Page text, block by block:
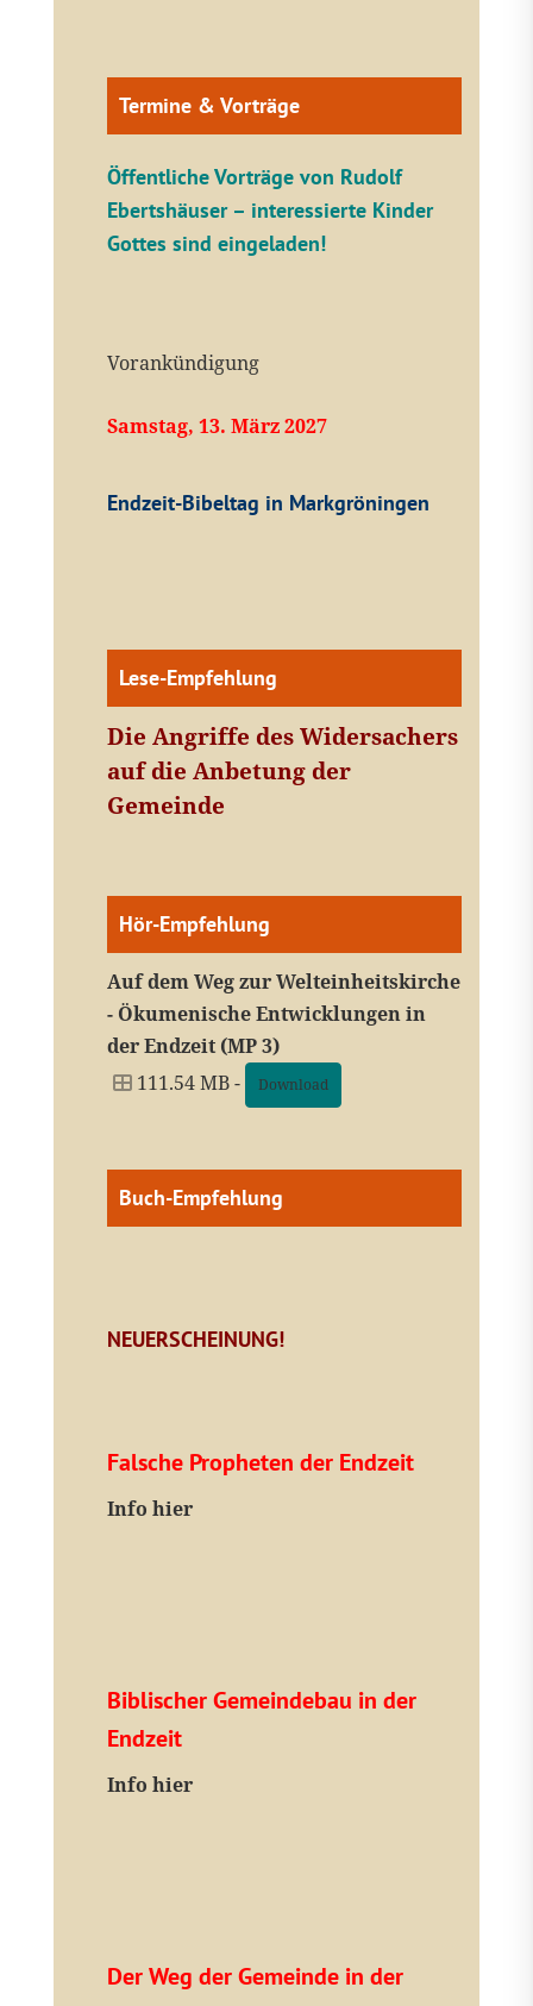
Termine & Vorträge
Öffentliche Vorträge von Rudolf
Ebertshäuser – interessierte Kinder
Gottes sind eingeladen!
Vorankündigung
Samstag, 13. März 2027
Endzeit-Bibeltag in Markgröningen
Lese-Empfehlung
Die Angriffe des Widersachers
auf die Anbetung der
Gemeinde
Hör-Empfehlung
Auf dem Weg zur Welteinheitskirche
- Ökumenische Entwicklungen in
der Endzeit (MP 3)
111.54 MB -
Download
Buch-Empfehlung
NEUERSCHEINUNG!
Falsche Propheten der Endzeit
Info hier
Biblischer Gemeindebau in der
Endzeit
Info hier
Der Weg der Gemeinde in der